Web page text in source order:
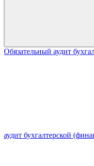
Обязательный аудит
аудит бухгалтерской